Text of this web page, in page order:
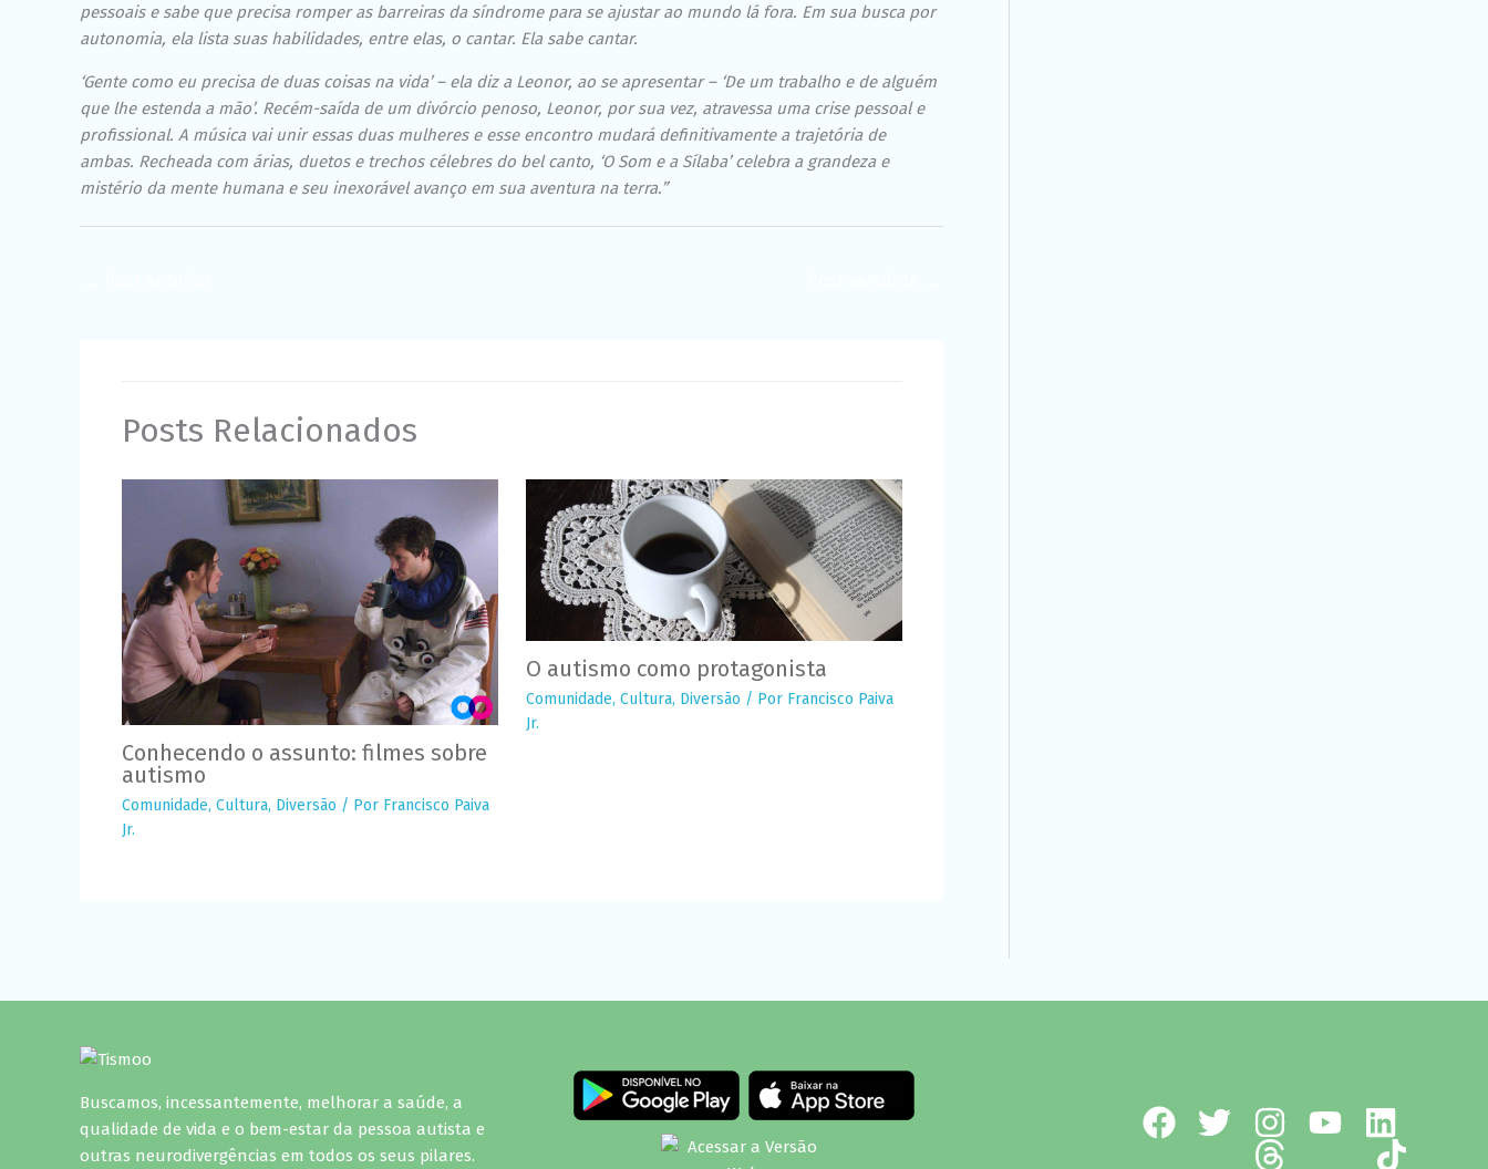
pessoais e sabe que precisa romper as barreiras da síndrome para se ajustar ao mundo lá fora. Em sua busca por
autonomia, ela lista suas habilidades, entre elas, o cantar. Ela sabe cantar.
‘Gente como eu precisa de duas coisas na vida’ – ela diz a Leonor, ao se apresentar – ‘De um trabalho e de alguém
que lhe estenda a mão’. Recém-saída de um divórcio penoso, Leonor, por sua vez, atravessa uma crise pessoal e
profissional. A música vai unir essas duas mulheres e esse encontro mudará definitivamente a trajetória de
ambas. Recheada com árias, duetos e trechos célebres do bel canto, ‘O Som e a Sílaba’ celebra a grandeza e
mistério da mente humana e seu inexorável avanço em sua aventura na terra.”
Posts Relacionados
Conhecendo o assunto: filmes sobre
autismo
Comunidade, Cultura, Diversão / Por Francisco Paiva
Jr.
O autismo como protagonista
Comunidade, Cultura, Diversão / Por Francisco Paiva
Jr.
Buscamos, incessantemente, melhorar a saúde, a
qualidade de vida e o bem-estar da pessoa autista e
outras neurodivergências em todos os seus pilares.